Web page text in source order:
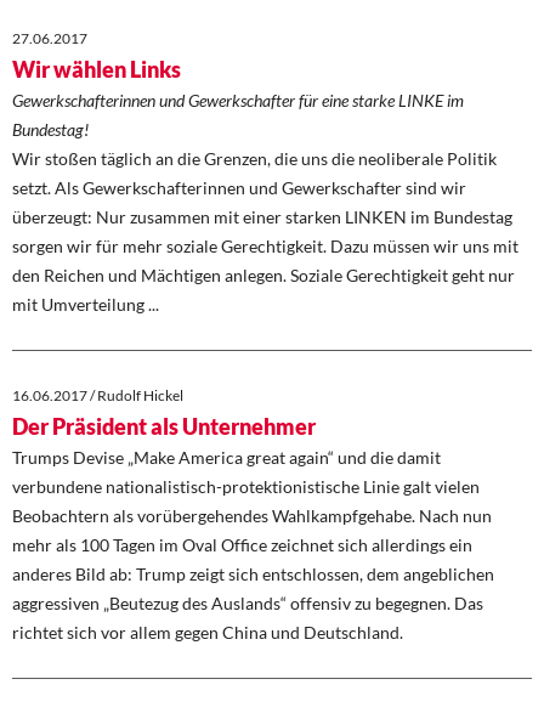
27.06.2017
Wir wählen Links
Gewerkschafterinnen und Gewerkschafter für eine starke LINKE im
Bundestag!
Wir stoßen täglich an die Grenzen, die uns die neoliberale Politik
setzt. Als Gewerkschafterinnen und Gewerkschafter sind wir
überzeugt: Nur zusammen mit einer starken LINKEN im Bundestag
sorgen wir für mehr soziale Gerechtigkeit. Dazu müssen wir uns mit
den Reichen und Mächtigen anlegen. Soziale Gerechtigkeit geht nur
mit Umverteilung ...
16.06.2017 / Rudolf Hickel
Der Präsident als Unternehmer
Trumps Devise „Make America great again“ und die damit
verbundene nationalistisch-protektionistische Linie galt vielen
Beobachtern als vorübergehendes Wahlkampfgehabe. Nach nun
mehr als 100 Tagen im Oval Office zeichnet sich allerdings ein
anderes Bild ab: Trump zeigt sich entschlossen, dem angeblichen
aggressiven „Beutezug des Auslands“ offensiv zu begegnen. Das
richtet sich vor allem gegen China und Deutschland.